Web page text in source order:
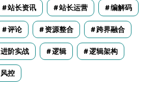
站长资讯 站长运营 编解码
评论 资源整合 跨界融合
进阶实战 逻辑 逻辑架构
风控